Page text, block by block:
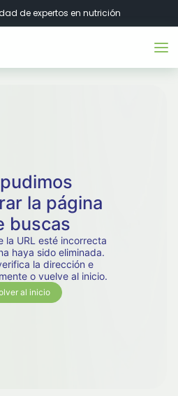
de expertos en nutrición
la página
buscas
la URL esté incorrecta
haya sido eliminada.
la dirección e
o vuelve al inicio.
al inicio